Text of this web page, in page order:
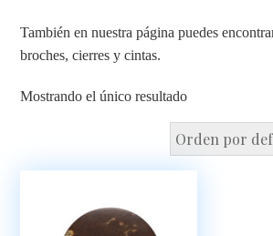
También en nuestra página puedes
broches, cierres y cintas.
Mostrando el único resultado